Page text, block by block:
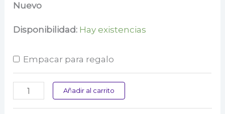
Nuevo
Disponibilidad: Hay existencias
Empacar para regalo
MalasombraAñadir al carrito